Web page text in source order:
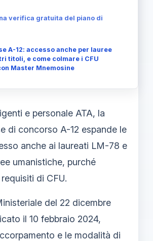
verifica gratuita del piano di
A-12: accesso anche per lauree
titoli, e come colmare i CFU
Master Mnemosine
e personale ATA, la
di concorso A-12 espande le
anche ai laureati LM-78 e
umanistiche, purché
di CFU.
del 22 dicembre
il 10 febbraio 2024,
e le modalità di